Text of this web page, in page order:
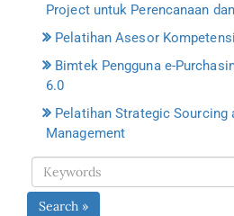
Project untuk Perencanaan
Pelatihan Asesor
Bimtek Pengguna e-
6.0
Pelatihan Strategic Sourcing
Management
Search »